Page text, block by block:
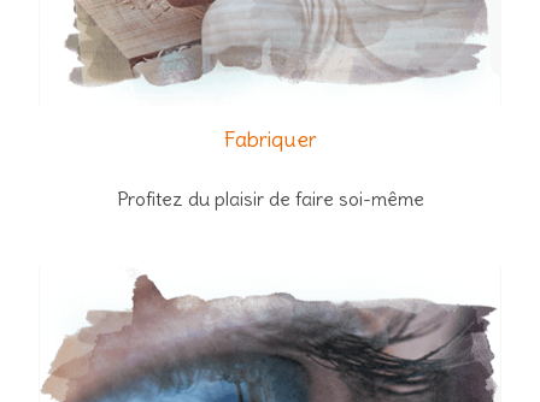
Fabriquer
Profitez du plaisir de faire soi-même